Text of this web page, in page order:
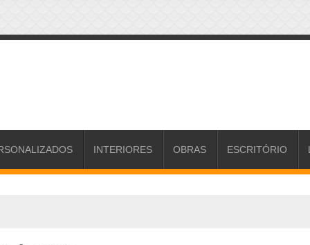
INTERIORES OBRAS ESCRITÓRIO